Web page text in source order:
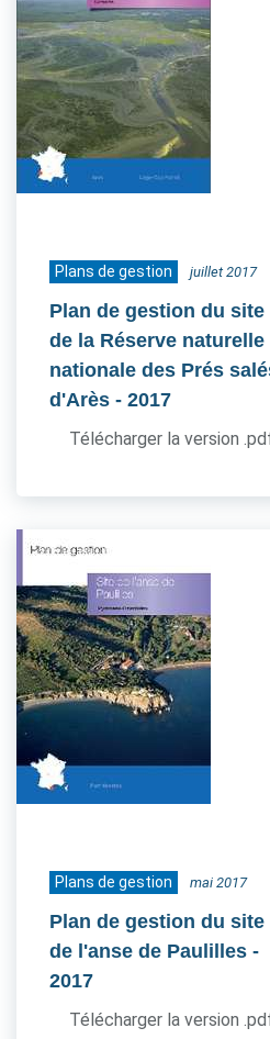
Plans de gestion juillet 2017
Plan de gestion du site
de la Réserve naturelle
nationale des Prés
d'Arès - 2017
Télécharger la version
Plans de gestion mai 2017
Plan de gestion du site
de l'anse de Paulilles -
2017
Télécharger la version